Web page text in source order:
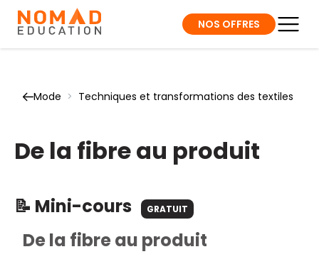
NOS OFFRES
Mode > Techniques et transformations des textiles
De la fibre au produit
📝 Mini-cours GRATUIT
De la fibre au produit